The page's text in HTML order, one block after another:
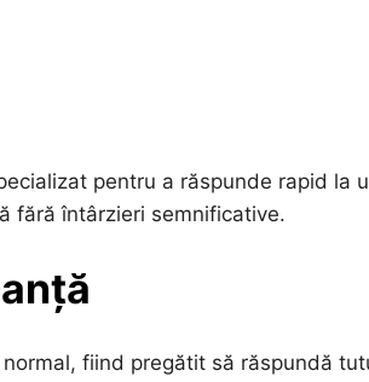
pentru a răspunde rapid la
fără întârzieri semnificative.
fiind pregătit să răspundă